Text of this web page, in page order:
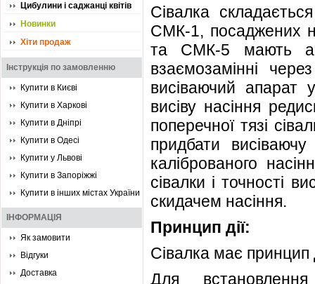
Цибулини і саджанці квітів
Новинки
Хіти продаж
Інструкція по замовленню
Купити в Києві
Купити в Харкові
Купити в Дніпрі
Купити в Одесі
Купити у Львові
Купити в Запоріжжі
Купити в інших містах України
ІНФОРМАЦІЯ
Як замовити
Відгуки
Доставка
Сівалка
СМК-1, посаджених
та СМК-5 мають
взаємозамінні
висіваючий апарат
висіву насіння
поперечної тязі
придбати
каліброваного
сівалки і точності
скидачем насіння.
Принцип дії:
Сівалка має принцип
Для